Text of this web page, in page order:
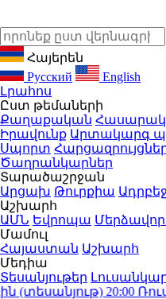
Հայերեն
Русский
English
Լրահոս
Ըստ թեմաների
Քաղաքական
Իրավունք Արտակարգ
Սպորտ
Ծաղրանկարներ
Տարածաշրջան
Արցախ Թուրքիա
Աշխարհ
ԱՄՆ Եվրոպա Մերձավոր
Մամուլ
Հայաստան Աշխարհ
Մեդիա
Տեսանյութեր
20:00